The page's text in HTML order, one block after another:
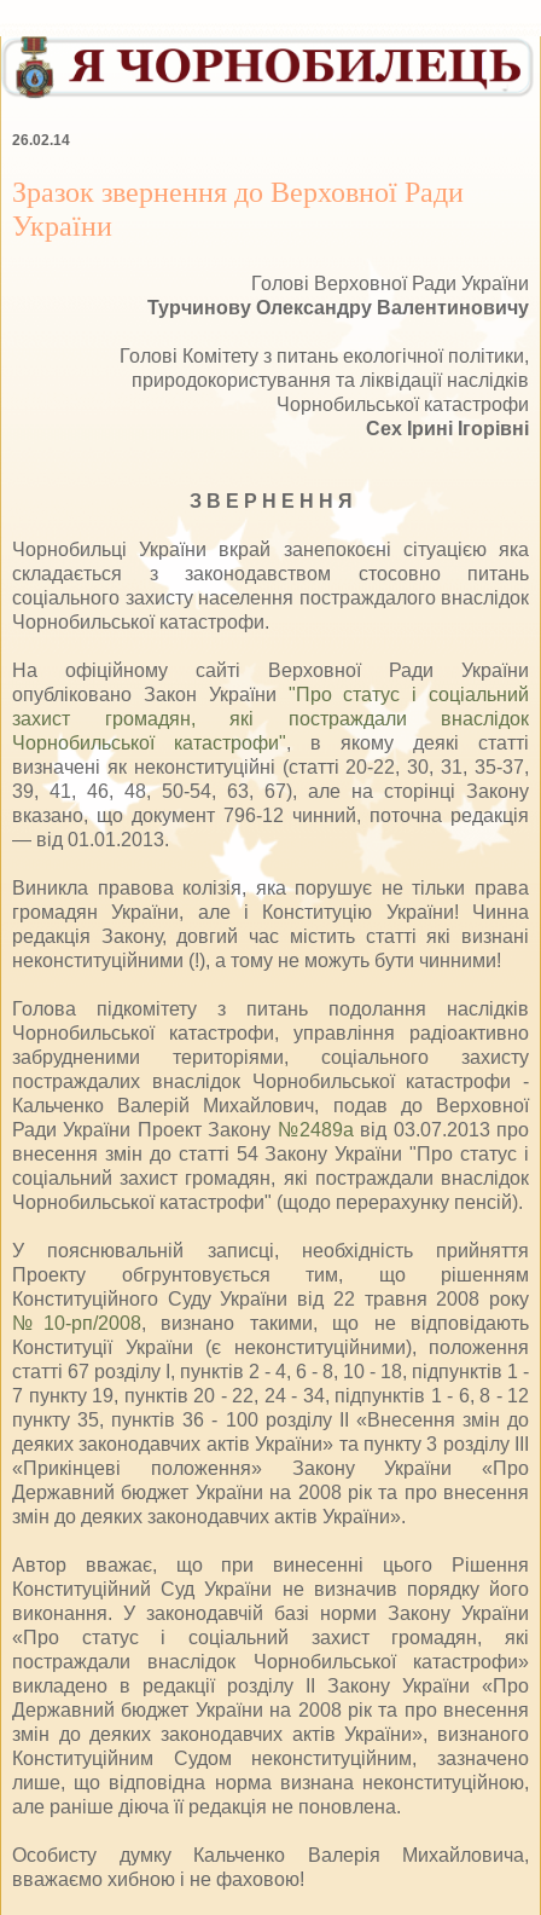
26.02.14
Зразок звернення до Верховної Ради
України
Голові Верховної Ради України
Турчинову Олександру Валентиновичу
Голові Комітету з питань екологічної політики,
природокористування та ліквідації наслідків
Чорнобильської катастрофи
Сех Ірині Ігорівні
З В Е Р Н Е Н Н Я
Чорнобильці України вкрай занепокоєні сітуацією яка
складається з законодавством стосовно питань
соціального захисту населення постраждалого внаслідок
Чорнобильської катастрофи.
На офіційному сайті Верховної Ради України
опубліковано Закон України "Про статус і соціальний
захист громадян, які постраждали внаслідок
Чорнобильської катастрофи", в якому деякі статті
визначені як неконституційні (статті 20-22, 30, 31, 35-37,
39, 41, 46, 48, 50-54, 63, 67), але на сторінці Закону
вказано, що документ 796-12 чинний, поточна редакція
— від 01.01.2013.
Виникла правова колізія, яка порушує не тільки права
громадян України, але і Конституцію України! Чинна
редакція Закону, довгий час містить статті які визнані
неконституційними (!), а тому не можуть бути чинними!
Голова підкомітету з питань подолання наслідків
Чорнобильської катастрофи, управління радіоактивно
забрудненими територіями, соціального захисту
постраждалих внаслідок Чорнобильської катастрофи -
Кальченко Валерій Михайлович, подав до Верховної
Ради України Проект Закону №2489а від 03.07.2013 про
внесення змін до статті 54 Закону України "Про статус і
соціальний захист громадян, які постраждали внаслідок
Чорнобильської катастрофи" (щодо перерахунку пенсій).
У пояснювальній записці, необхідність прийняття
Проекту обгрунтовується тим, що рішенням
Конституційного Суду України від 22 травня 2008 року
№10-рп/2008, визнано такими, що не відповідають
Конституції України (є неконституційними), положення
статті 67 розділу I, пунктів 2 - 4, 6 - 8, 10 - 18, підпунктів 1 -
7 пункту 19, пунктів 20 - 22, 24 - 34, підпунктів 1 - 6, 8 - 12
пункту 35, пунктів 36 - 100 розділу II «Внесення змін до
деяких законодавчих актів України» та пункту 3 розділу III
«Прикінцеві положення» Закону України «Про
Державний бюджет України на 2008 рік та про внесення
змін до деяких законодавчих актів України».
Автор вважає, що при винесенні цього Рішення
Конституційний Суд України не визначив порядку його
виконання. У законодавчій базі норми Закону України
«Про статус і соціальний захист громадян, які
постраждали внаслідок Чорнобильської катастрофи»
викладено в редакції розділу II Закону України «Про
Державний бюджет України на 2008 рік та про внесення
змін до деяких законодавчих актів України», визнаного
Конституційним Судом неконституційним, зазначено
лише, що відповідна норма визнана неконституційною,
але раніше діюча її редакція не поновлена.
Особисту думку Кальченко Валерія Михайловича,
вважаємо хибною і не фаховою!